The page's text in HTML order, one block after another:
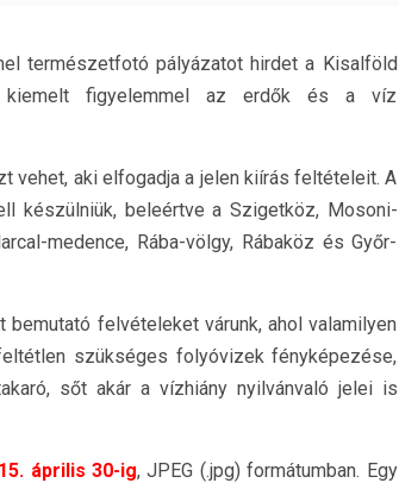
természetfotó pályázatot hirdet a Kisalföld
kiemelt figyelemmel az erdők és a víz
vehet, aki elfogadja a jelen kiírás feltételeit. A
készülniük, beleértve a Szigetköz, Mosoni-
medence, Rába-völgy, Rábaköz és Győr-
felvételeket várunk, ahol valamilyen
szükséges folyóvizek fényképezése,
sőt akár a vízhiány nyilvánvaló jelei is
április 30-ig, JPEG (.jpg) formátumban. Egy